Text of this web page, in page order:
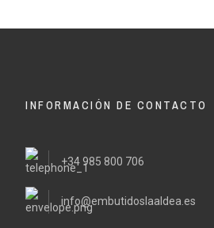
INFORMACIÓN DE CONTACTO
+34 985 800 706
info@embutidoslaaldea.es